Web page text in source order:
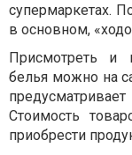
супермаркетах.
в основном,
Присмотреть и
белья можно на
Стоимость
приобрести